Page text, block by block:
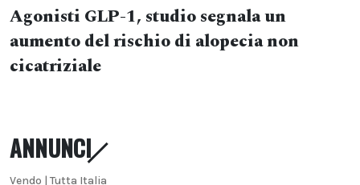
Agonisti GLP-1, studio segnala un
aumento del rischio di alopecia non
cicatriziale
ANNUNCI
Vendo | Tutta Italia